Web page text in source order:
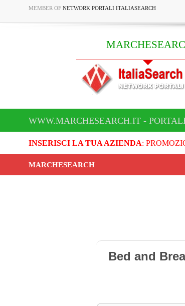
MEMBER OF NETWORK PORTALI ITALIASEARCH
WWW.MARCHESEARCH.IT -
INSERISCI LA TUA AZIENDA:
MARCHESEARCH
Bed and